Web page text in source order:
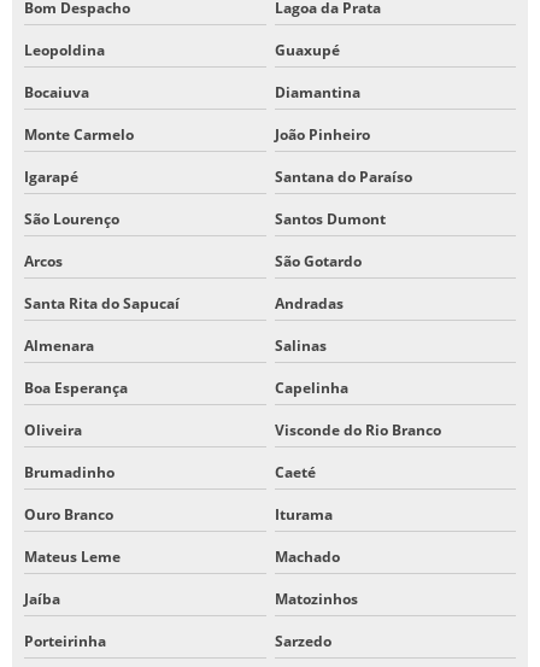
Bom Despacho Lagoa da Prata
Leopoldina Guaxupé
Bocaiuva Diamantina
Monte Carmelo João Pinheiro
Igarapé Santana do Paraíso
São Lourenço Santos Dumont
Arcos São Gotardo
Santa Rita do Sapucaí Andradas
Almenara Salinas
Boa Esperança Capelinha
Oliveira Visconde do Rio Branco
Brumadinho Caeté
Ouro Branco Iturama
Mateus Leme Machado
Jaíba Matozinhos
Porteirinha Sarzedo